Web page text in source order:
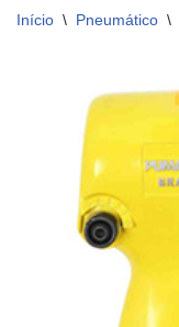
Início \ Pneumático \